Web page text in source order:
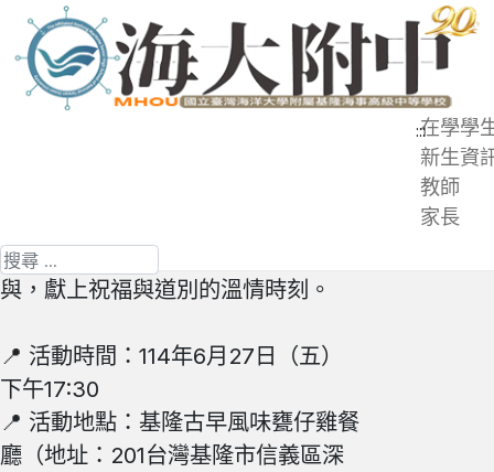
到
:::在學學
新生資
教師
家長
搜尋
休餐會，誠摯邀請各位同仁一同參
與，獻上祝福與道別的溫情時刻。
📍 活動時間：114年6月27日（五）
下午17:30
📍 活動地點：基隆古早風味甕仔雞餐
廳（地址：201台灣基隆市信義區深